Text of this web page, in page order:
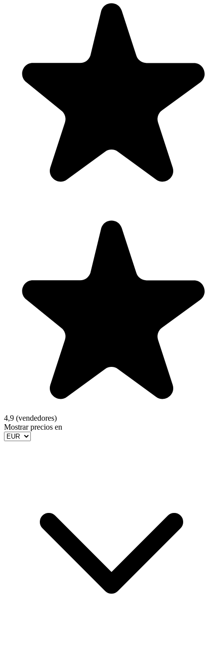
4,9 (vendedores)
Mostrar precios en